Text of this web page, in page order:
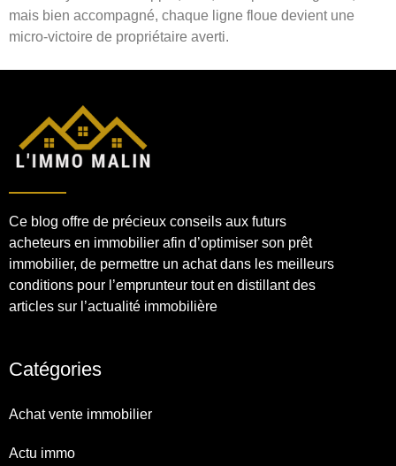
mais bien accompagné, chaque ligne floue devient une
micro-victoire de propriétaire averti.
Ce blog offre de précieux conseils aux futurs
acheteurs en immobilier afin d’optimiser son prêt
immobilier, de permettre un achat dans les meilleurs
conditions pour l’emprunteur tout en distillant des
articles sur l’actualité immobilière
Catégories
Achat vente immobilier
Actu immo